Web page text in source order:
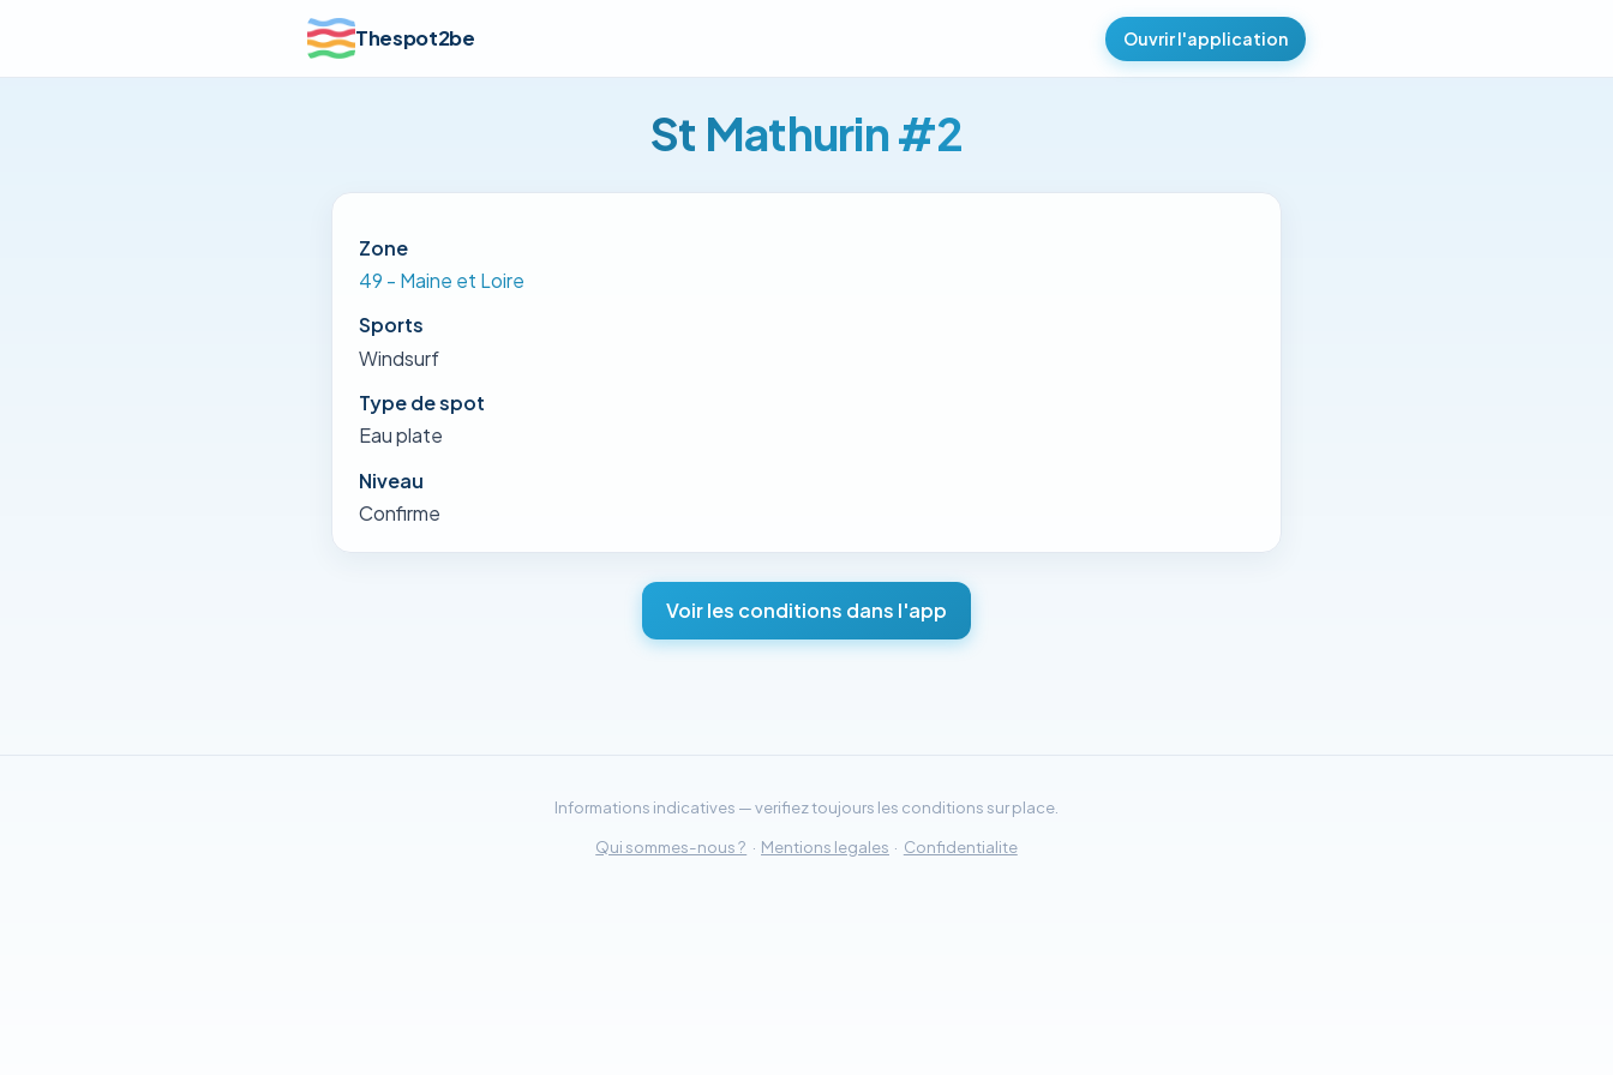
Thespot2be Ouvrir l'application
St Mathurin #2
Zone
49 - Maine et Loire
Sports
Windsurf
Type de spot
Eau plate
Niveau
Confirme
Voir les conditions dans l'app
Informations indicatives — verifiez toujours les conditions sur place.
Qui sommes-nous ? · Mentions legales · Confidentialite